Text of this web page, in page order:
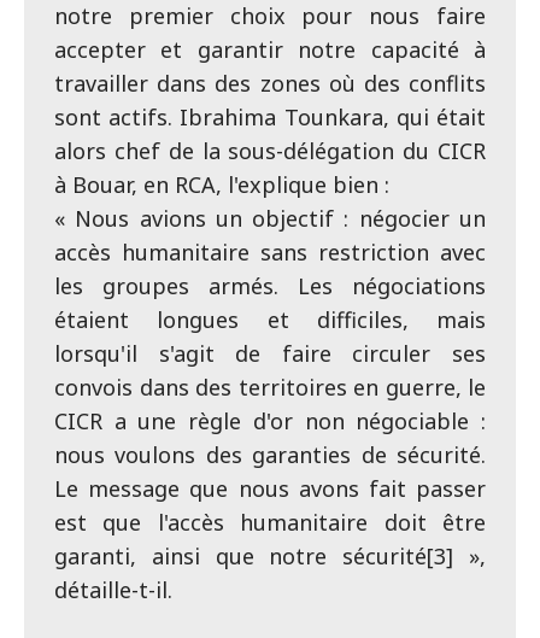
notre premier choix pour nous faire
accepter et garantir notre capacité à
travailler dans des zones où des conflits
sont actifs. Ibrahima Tounkara, qui était
alors chef de la sous-délégation du CICR
à Bouar, en RCA, l'explique bien :
« Nous avions un objectif : négocier un
accès humanitaire sans restriction avec
les groupes armés. Les négociations
étaient longues et difficiles, mais
lorsqu'il s'agit de faire circuler ses
convois dans des territoires en guerre, le
CICR a une règle d'or non négociable :
nous voulons des garanties de sécurité.
Le message que nous avons fait passer
est que l'accès humanitaire doit être
garanti, ainsi que notre sécurité[3] »,
détaille-t-il.